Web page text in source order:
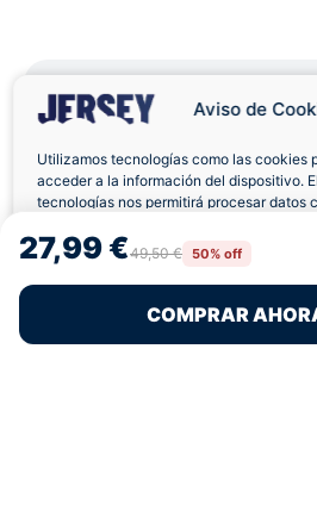
Aviso de
Utilizamos tecnologías como las cookies
acceder a la información del dispositivo.
tecnologías nos permitirá procesar datos
retirar el consentimiento, puede afectar
características y funciones.
Rechazar
Política de CookiesPolítica de
27,99 €49,50 € 50% off
COMPRAR
Envíos a Domicilio
Pagos 100% Seguros